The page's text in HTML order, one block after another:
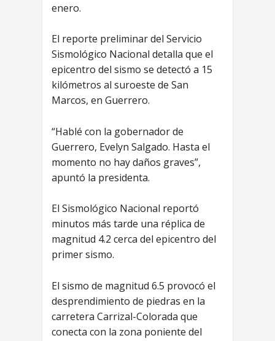
enero.
El reporte preliminar del Servicio
Sismológico Nacional detalla que el
epicentro del sismo se detectó a 15
kilómetros al suroeste de San
Marcos, en Guerrero.
“Hablé con la gobernador de
Guerrero, Evelyn Salgado. Hasta el
momento no hay daños graves”,
apuntó la presidenta.
El Sismológico Nacional reportó
minutos más tarde una réplica de
magnitud 4.2 cerca del epicentro del
primer sismo.
El sismo de magnitud 6.5 provocó el
desprendimiento de piedras en la
carretera Carrizal-Colorada que
conecta con la zona poniente del